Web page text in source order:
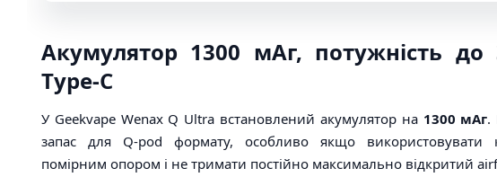
Акумулятор 1300 мАг, потужність до
Type-C
У Geekvape Wenax Q Ultra встановлений акумулятор на 1300 мАг.
запас для Q-pod формату, особливо якщо використовувати
помірним опором і не тримати постійно максимально відкритий